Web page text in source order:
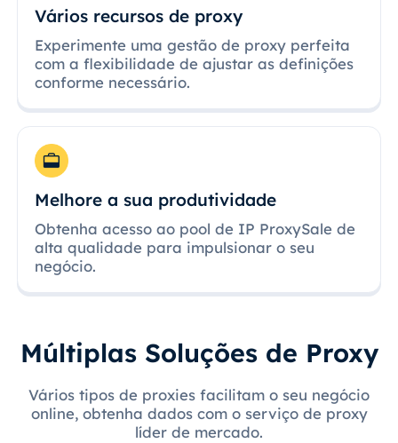
Vários recursos de proxy
Experimente uma gestão de proxy perfeita
com a flexibilidade de ajustar as definições
conforme necessário.
Melhore a sua produtividade
Obtenha acesso ao pool de IP ProxySale de
alta qualidade para impulsionar o seu
negócio.
Múltiplas Soluções de Proxy
Vários tipos de proxies facilitam o seu negócio
online, obtenha dados com o serviço de proxy
líder de mercado.